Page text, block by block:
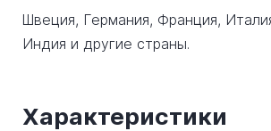
Швеция, Германия, Франция,
Индия и другие страны.
Характеристики